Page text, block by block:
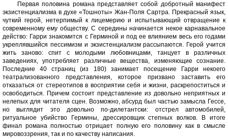
Первая половина романа представляет собой добротный манифест
экзистенциализма в духе «Тошноты» Жан-Поля Сартра. Прекрасный язык,
чуткий герой, нетерпимый к лицемерию и испытывающий отвращение к
современному ему обществу. С середины начинается некое карнавальное
действо: Гарри знакомится с Герминой и под ее влиянием весь его годами
укреплявшийся пессимизм и экзистенциализм рассыпаются. Герой учится
жить заново: спит с молодыми любовницами, танцует в различных
заведениях, употребляет различные вещества, изменяющие сознание.
Последние 40 страниц (из 180) занимает посещение Гарри некоего
театрализованного представления, которое призвано заставить его
отказаться от стереотипов в восприятии себя и жизни, раскрепоститься и
освободиться. Причем состоит представление из довольно неприятных и
нелепых для читателя сцен. Возможно, абсурд был частью замысла Гессе,
но выглядит это довольно по-дилетантски: отстрел автомобилей,
ритуальное убийство Гермины, дрессировщик степных волков. В итоге
финал романа полностью отрицает полную его половину как в смысле
мировоззрения, так и по качеству написания.